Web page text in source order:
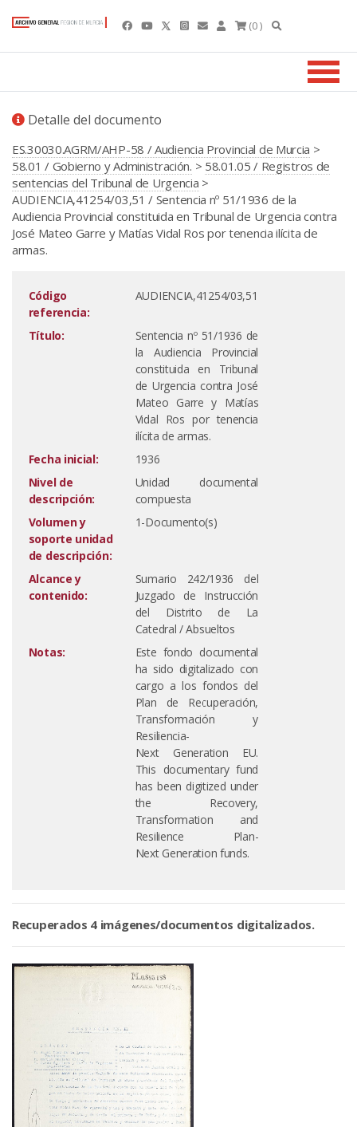
(0 )
Detalle del documento
ES.30030.AGRM/AHP-58 / Audiencia Provincial de Murcia >
58.01 / Gobierno y Administración. > 58.01.05 / Registros de
sentencias del Tribunal de Urgencia >
AUDIENCIA,41254/03,51 / Sentencia nº 51/1936 de la
Audiencia Provincial constituida en Tribunal de Urgencia contra
José Mateo Garre y Matías Vidal Ros por tenencia ilícita de
armas.
Código
referencia:
AUDIENCIA,41254/03,51
Título:
Sentencia nº 51/1936 de
la Audiencia Provincial
constituida en Tribunal
de Urgencia contra José
Mateo Garre y Matías
Vidal Ros por tenencia
ilícita de armas.
Fecha inicial:
1936
Nivel de
descripción:
Unidad documental
compuesta
Volumen y
soporte unidad
de descripción:
1-Documento(s)
Alcance y
contenido:
Sumario 242/1936 del
Juzgado de Instrucción
del Distrito de La
Catedral / Absueltos
Notas:
Este fondo documental
ha sido digitalizado con
cargo a los fondos del
Plan de Recuperación,
Transformación y
Resiliencia-
Next Generation EU.
This documentary fund
has been digitized under
the Recovery,
Transformation and
Resilience Plan-
Next Generation funds.
Recuperados 4 imágenes/documentos digitalizados.